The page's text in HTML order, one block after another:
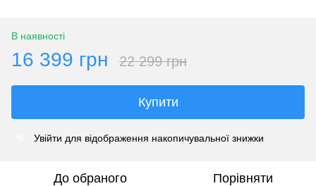
В наявності
16 399 грн 22 299 грн
Купити
Увійти для відображення накопичувальної знижки
До обраного Порівняти